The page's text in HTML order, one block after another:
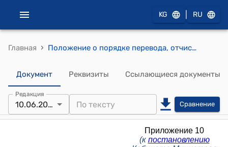
KG RU
Главная › Положение о порядке перевода, отчисления, восстановления и предоставления академических отпусков обучающимся образовательных организаций среднего профессионального образования Кыргызской Республики (к постановлению Кабинета Министров КР от 10 июня 2025 года № 329) Приложение 10
Документ Реквизиты Ссылающиеся документы
Редакция
10.06.2025 Сравнение